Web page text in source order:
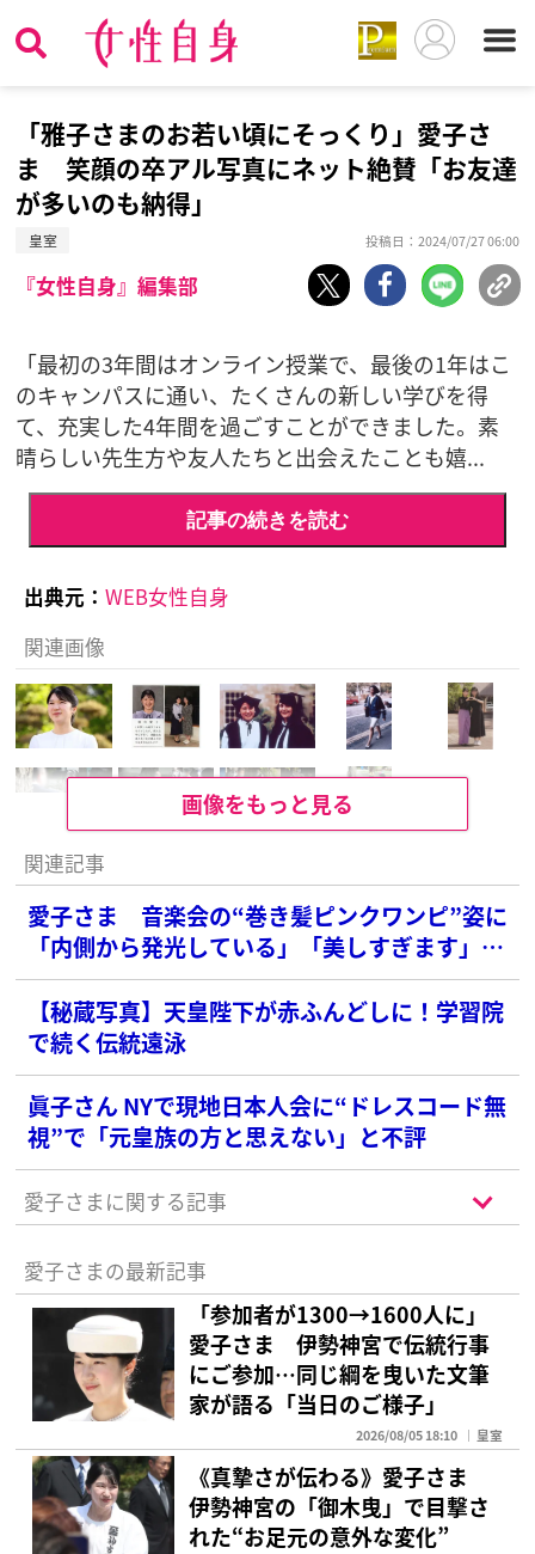
「雅子さまのお若い頃にそっくり」愛子さ
ま 笑顔の卒アル写真にネット絶賛「お友達
が多いのも納得」
皇室 投稿日：2024/07/27 06:00
『女性自身』編集部
「最初の3年間はオンライン授業で、最後の1年はこ
のキャンパスに通い、たくさんの新しい学びを得
て、充実した4年間を過ごすことができました。素
晴らしい先生方や友人たちと出会えたことも嬉...
記事の続きを読む
出典元： WEB女性自身
関連画像
画像をもっと見る
関連記事
愛子さま 音楽会の“巻き髪ピンクワンピ”姿に
「内側から発光している」「美しすぎます」絶
賛の声、続々
【秘蔵写真】天皇陛下が赤ふんどしに！学習院
で続く伝統遠泳
眞子さん NYで現地日本人会に“ドレスコード無
視”で「元皇族の方と思えない」と不評
愛子さまに関する記事
愛子さまの最新記事
「参加者が1300→1600人に」
愛子さま 伊勢神宮で伝統行事
にご参加…同じ綱を曳いた文筆
家が語る「当日のご様子」
2026/08/05 18:10 皇室
《真摯さが伝わる》愛子さま
伊勢神宮の「御木曳」で目撃さ
れた“お足元の意外な変化”